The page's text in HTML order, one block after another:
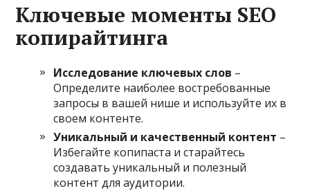
Ключевые моменты SEO
копирайтинга
Исследование ключевых слов –
Определите наиболее востребованные
запросы в вашей нише и используйте их в
своем контенте.
Уникальный и качественный контент –
Избегайте копипаста и старайтесь
создавать уникальный и полезный
контент для аудитории.